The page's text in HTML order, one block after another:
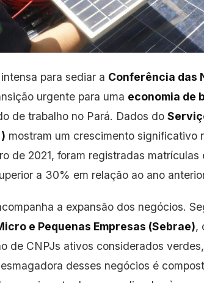
para sediar a Conferência das
urgente para uma economia de
de trabalho no Pará. Dados do
mostram um crescimento significativo
de 2021, foram registradas
a 30% em relação ao ano
a expansão dos negócios.
e Pequenas Empresas (Sebrae),
de CNPJs ativos considerados
desses negócios é